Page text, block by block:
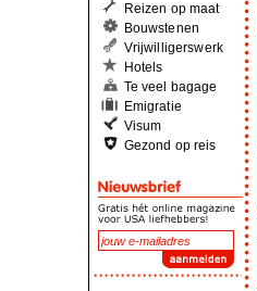
Reizen op maat
Bouwstenen
Vrijwilligerswerk
Hotels
Te veel bagage
Emigratie
Visum
Gezond op reis